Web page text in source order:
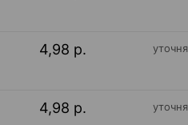
4,98 р.
4,98 р.